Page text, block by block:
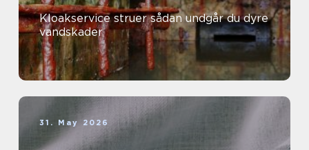
Kloakservice struer sådan undgår du dyre
vandskader
31. May 2026